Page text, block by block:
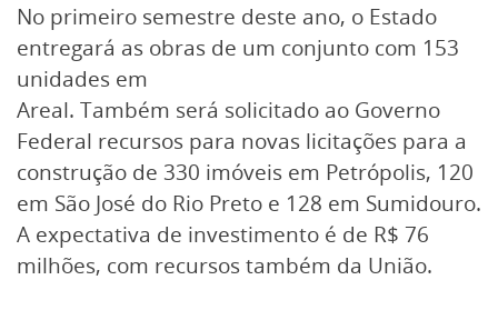
No primeiro semestre deste ano, o Estado
entregará as obras de um conjunto com 153
unidades em
Areal. Também será solicitado ao Governo
Federal recursos para novas licitações para a
construção de 330 imóveis em Petrópolis, 120
em São José do Rio Preto e 128 em Sumidouro.
A expectativa de investimento é de R$ 76
milhões, com recursos também da União.